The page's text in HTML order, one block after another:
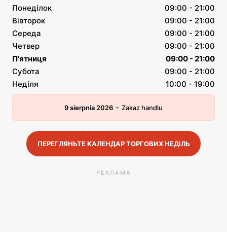
Понеділок
09:00 - 21:00
Вівторок
09:00 - 21:00
Середа
09:00 - 21:00
Четвер
09:00 - 21:00
П'ятниця
09:00 - 21:00
Субота
09:00 - 21:00
Неділя
10:00 - 19:00
9 sierpnia 2026 - Zakaz handlu
ПЕРЕГЛЯНЬТЕ КАЛЕНДАР ТОРГОВИХ НЕДІЛЬ
РЕКЛАМА